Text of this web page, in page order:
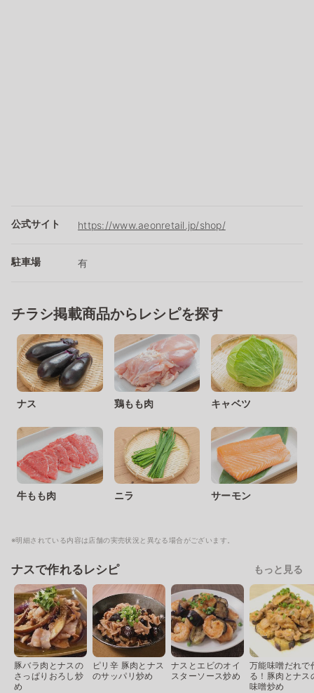
公式サイト https://www.aeonretail.jp/shop/
駐車場 有
チラシ掲載商品からレシピを探す
ナス 鶏もも肉 キャベツ
牛もも肉 ニラ サーモン
※明細されている内容は店舗の実売状況と異なる場合がございます。
ナスで作れるレシピ もっと見る
豚バラ肉とナスの
さっぱりおろし炒
め
ピリ辛 豚肉とナス
のサッパリ炒め
ナスとエビのオイ
スターソース炒め
万能味噌だれで
る！豚肉とナス
味噌炒め